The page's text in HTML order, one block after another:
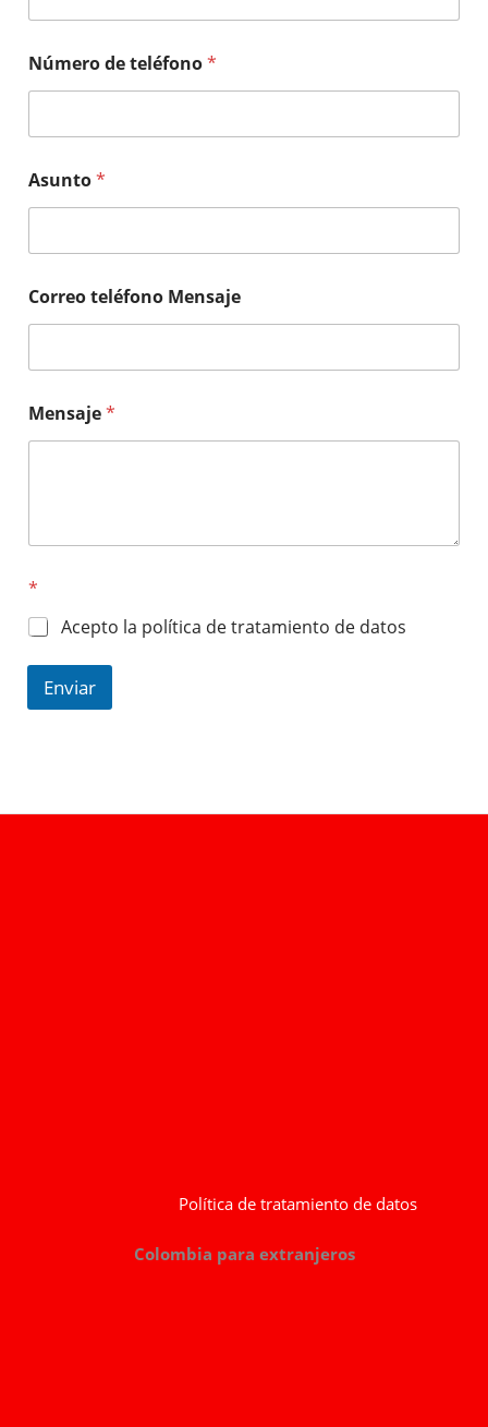
Número de teléfono*
Asunto*
Correo teléfono Mensaje
Mensaje*
*
Acepto la política de tratamiento de datos
Enviar
Política de tratamiento de datos
Colombia para extranjeros